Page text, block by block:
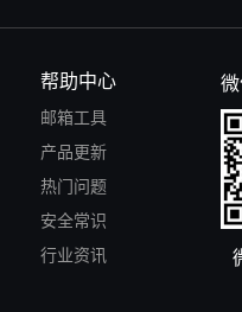
帮助中心
邮箱工具
产品更新
热门问题
安全常识
行业资讯